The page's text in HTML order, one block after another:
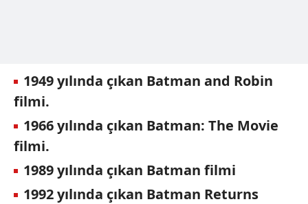
ilgili mevzuata uygun olarak kullanılan çerezlerle ilgili bilgi
almak için lütfen
1949 yılında çıkan Batman and Robin
filmi.
1966 yılında çıkan Batman: The Movie
filmi.
1989 yılında çıkan Batman filmi
1992 yılında çıkan Batman Returns